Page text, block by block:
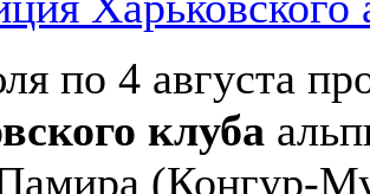
по 4 августа
клуба
(Конгур-